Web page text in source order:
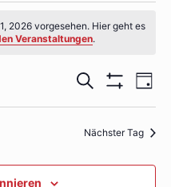
2026 vorgesehen. Hier geht es
Veranstaltungen.
Suche
und
Suche
Anzeigen
Tag
Nächster Tag